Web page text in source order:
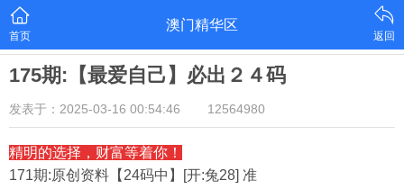
首页
澳门精华区
返回
175期:【最爱自己】必出２４码
发表于：2025-03-16 00:54:46 12564980
精明的选择，财富等着你！
171期:原创资料【24码中】[开:兔28] 准